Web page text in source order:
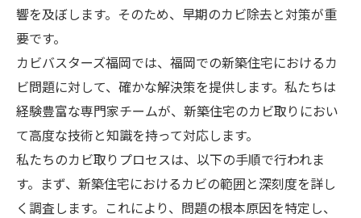
響を及ぼします。そのため、早期のカビ除去と対策が重
要です。
カビバスターズ福岡では、福岡での新築住宅におけるカ
ビ問題に対して、確かな解決策を提供します。私たちは
経験豊富な専門家チームが、新築住宅のカビ取りにおい
て高度な技術と知識を持って対応します。
私たちのカビ取りプロセスは、以下の手順で行われま
す。まず、新築住宅におけるカビの範囲と深刻度を詳し
く調査します。これにより、問題の根本原因を特定し、